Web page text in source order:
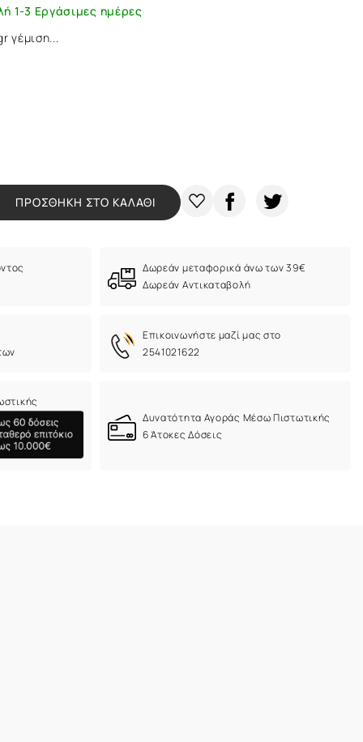
1-3 Εργάσιμες ημέρες
γέμιση...
ΠΡΟΣΘΗΚΗ ΣΤΟ ΚΑΛΑΘΙ
Δωρεάν μεταφορικά άνω των 39€
Δωρεάν Αντικαταβολή
Eπικοινωνήστε μαζί μας στο
2541021622
Δυνατότητα Αγοράς Μέσω Πιστωτικής
6 Άτοκες Δόσεις